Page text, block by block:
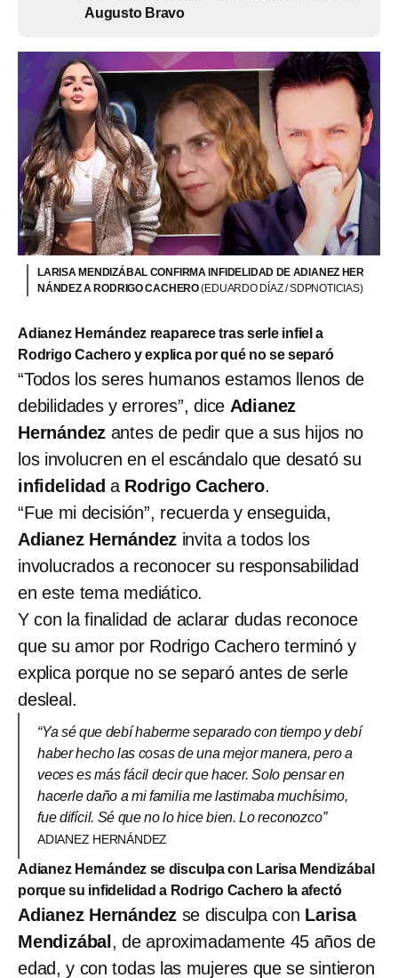
Augusto Bravo
LARISA MENDIZÁBAL CONFIRMA INFIDELIDAD DE ADIANEZ HER
NÁNDEZ A RODRIGO CACHERO(EDUARDO DÍAZ / SDPNOTICIAS)
Adianez Hernández reaparece tras serle infiel a
Rodrigo Cachero y explica por qué no se separó
“Todos los seres humanos estamos llenos de
debilidades y errores”, dice Adianez
Hernández antes de pedir que a sus hijos no
los involucren en el escándalo que desató su
infidelidada Rodrigo Cachero.
“Fue mi decisión”, recuerda y enseguida,
Adianez Hernández invita a todos los
involucrados a reconocer su responsabilidad
en este tema mediático.
Y con la finalidad de aclarar dudas reconoce
que su amor por Rodrigo Cachero terminó y
explica porque no se separó antes de serle
desleal.
“Ya sé que debí haberme separado con tiempo y debí
haber hecho las cosas de una mejor manera, pero a
veces es más fácil decir que hacer. Solo pensar en
hacerle daño a mi familia me lastimaba muchísimo,
fue difícil. Sé que no lo hice bien. Lo reconozco”
ADIANEZ HERNÁNDEZ
Adianez Hernández se disculpa con Larisa Mendizábal
porque su infidelidad a Rodrigo Cachero la afectó
Adianez Hernández se disculpa con Larisa
Mendizábal , de aproximadamente 45 años de
edad, y con todas las mujeres que se sintieron